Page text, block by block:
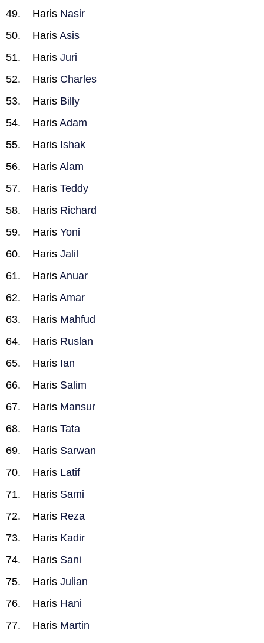
Haris Nasir
Haris Asis
Haris Juri
Haris Charles
Haris Billy
Haris Adam
Haris Ishak
Haris Alam
Haris Teddy
Haris Richard
Haris Yoni
Haris Jalil
Haris Anuar
Haris Amar
Haris Mahfud
Haris Ruslan
Haris Ian
Haris Salim
Haris Mansur
Haris Tata
Haris Sarwan
Haris Latif
Haris Sami
Haris Reza
Haris Kadir
Haris Sani
Haris Julian
Haris Hani
Haris Martin